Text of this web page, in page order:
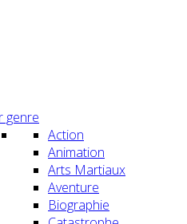
genre
Action
Animation
Arts Martiaux
Aventure
Biographie